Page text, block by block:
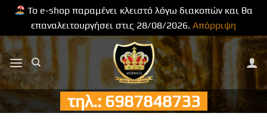
Το e-shop παραμένει κλειστό λόγω διακοπών και θα
επαναλειτουργήσει στις 28/08/2026. Απόρριψη
Μετάβαση
στο
περιεχόμενο
τηλ.: 6987848733